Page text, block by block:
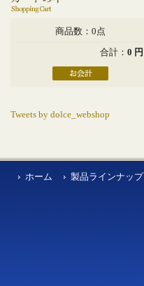
商品数：0点
合計： 0 円
Tweets by dolce_webshop
ホーム 製品ラインナップ